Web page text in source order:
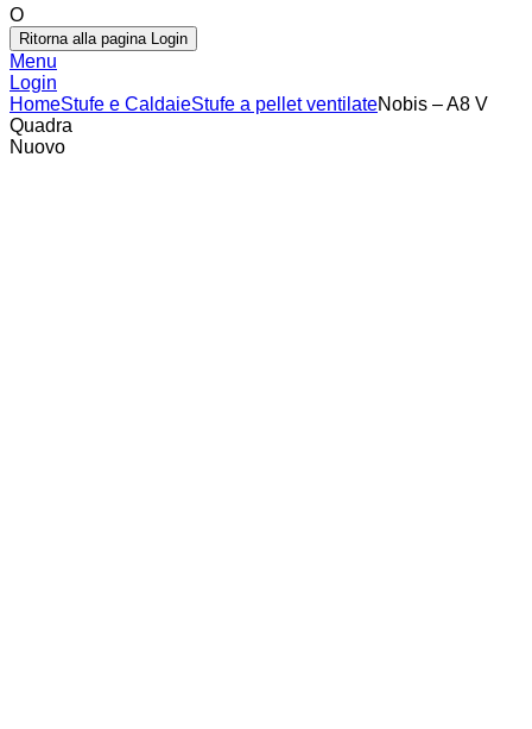
O
Ritorna alla pagina Login
Menu
Login
HomeStufe e CaldaieStufe a pellet ventilateNobis – A8 V
Quadra
Nuovo